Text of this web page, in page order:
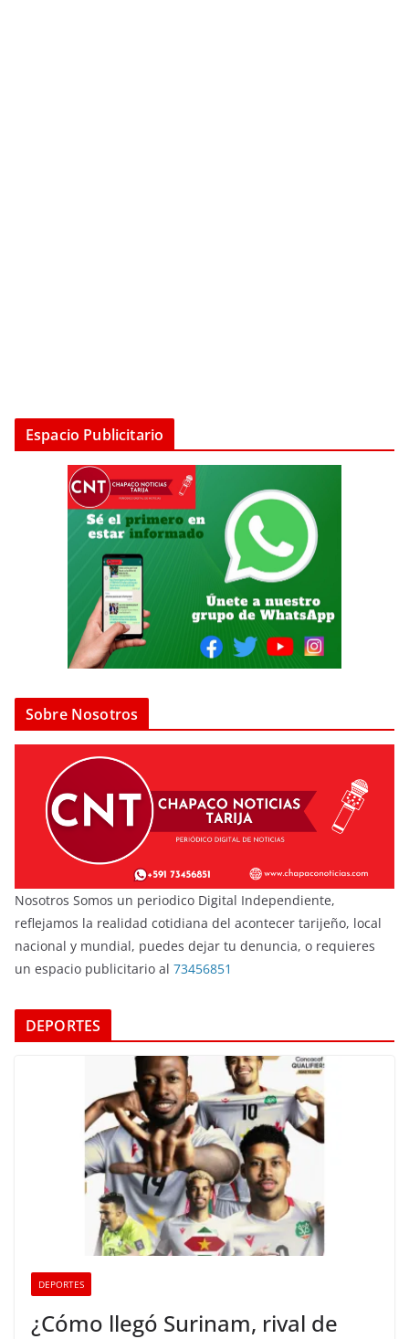
Espacio Publicitario
Sobre Nosotros
Nosotros Somos un periodico Digital Independiente,
reflejamos la realidad cotidiana del acontecer tarijeño, local
nacional y mundial, puedes dejar tu denuncia, o requieres
un espacio publicitario al 73456851
DEPORTES
DEPORTES
¿Cómo llegó Surinam, rival de